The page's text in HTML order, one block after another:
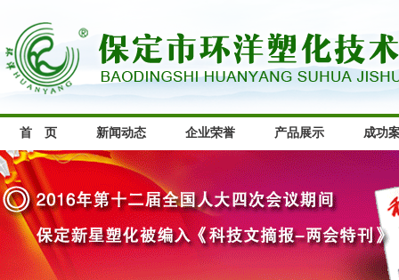
首 页 新闻动态 企业荣誉 产品展示 成功